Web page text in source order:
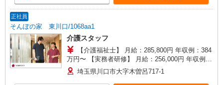
正社員
そんぽの家 東川口/1068aa1
介護スタッフ
【介護福祉士】 月給：285,800円 年収例：384
万円〜 【実務者研修】 月給：256,000円 年収例：
345万円〜 【初任者研修・無資格】 月給：
247,200円 年収例：334万円〜 ※職務手当、働き
埼玉県川口市大字木曽呂717-1